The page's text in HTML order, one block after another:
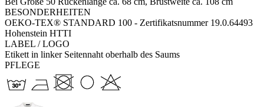
BESONDERHEITEN
OEKO-TEX® STANDARD 100 - Zertifikatsnummer 19.0.64493
Hohenstein HTTI
LABEL / LOGO
Etikett in linker Seitennaht oberhalb des Saums
PFLEGE